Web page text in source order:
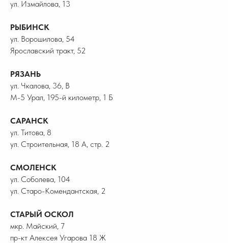
ул. Измайлова, 13
РЫБИНСК
ул. Ворошилова, 54
Ярославский тракт, 52
РЯЗАНЬ
ул. Чкалова, 36, В
М-5 Урал, 195-й километр, 1 Б
САРАНСК
ул. Титова, 8
ул. Строительная, 18 А, стр. 2
СМОЛЕНСК
ул. Соболева, 104
ул. Старо-Комендантская, 2
СТАРЫЙ ОСКОЛ
мкр. Майский, 7
пр-кт Алексея Угарова 18 Ж